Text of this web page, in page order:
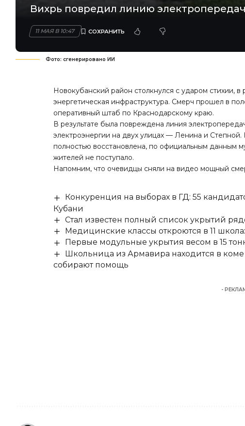
Вихрь повредил линию
11 МАЯ В 10:47
Фото: сгенерировано ИИ
Новокубанский район столкнулся с ударом стихии, в
энергетическая инфраструктура. Смерч прошел в
оперативный штаб по Краснодарскому краю.
В результате была повреждена линия
электроэнергии на двух улицах — Ленина и
полностью восстановлена, по официальным данным
жителей не поступало.
Напомним, что очевидцы сняли на видео мощный
Конкуренция на выборах в ГД: 55
Кубани
Стал известен полный список укрытий
Медицинские классы откроются в 11
Первые модульные укрытия весом в 15
Школьница из Армавира находится в коме
собирают помощь
-